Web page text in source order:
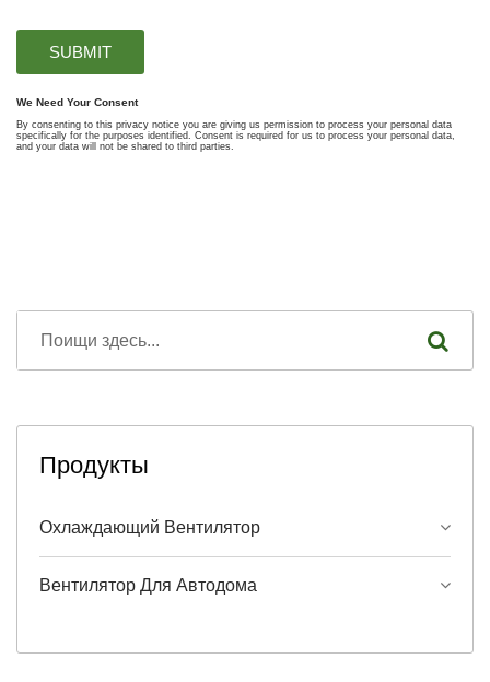
Продукты
Охлаждающий Вентилятор
Вентилятор Для Автодома